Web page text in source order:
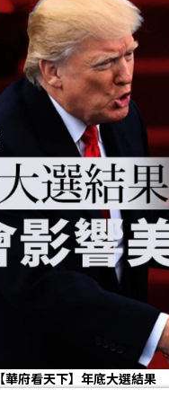
【華府看天下】年底大選結